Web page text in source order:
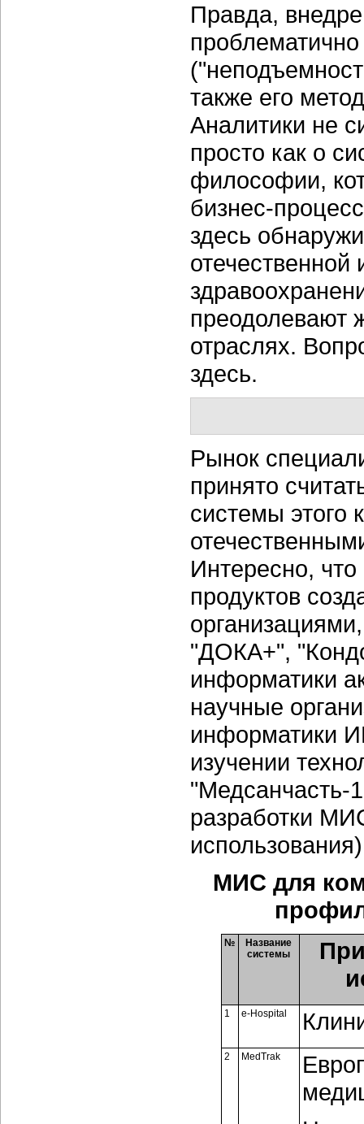
Правда,
также его
Аналитики не
просто как о
философии,
бизнес-
здесь
преодолевают
отраслях.
здесь.
Рынок
принято
системы этого
Интересно,
продуктов
"ДОКА+",
информатики
научные
информатики
изучении
"Медсанчасть-
разработки
МИС для
№
Название
системы
1 e-Hospital
2 MedTrak